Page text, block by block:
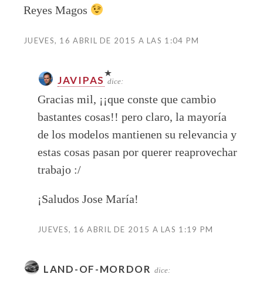
Reyes Magos
JUEVES, 16 ABRIL DE 2015 A LAS 1:04 PM
JAVIPAS dice:
Gracias mil, ¡¡que conste que cambio
bastantes cosas!! pero claro, la mayoría
de los modelos mantienen su relevancia y
estas cosas pasan por querer reaprovechar
trabajo :/
¡Saludos Jose María!
JUEVES, 16 ABRIL DE 2015 A LAS 1:19 PM
LAND-OF-MORDOR dice: